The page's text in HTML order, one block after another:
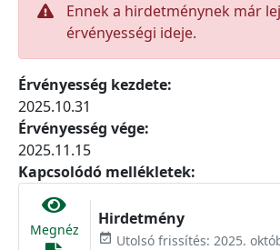
Ennek a hirdetménynek már
érvényességi ideje.
Érvényesség kezdete:
2025.10.31
Érvényesség vége:
2025.11.15
Kapcsolódó mellékletek:
Megnéz
Hirdetmény
event_available Utolsó frissítés: 2025.